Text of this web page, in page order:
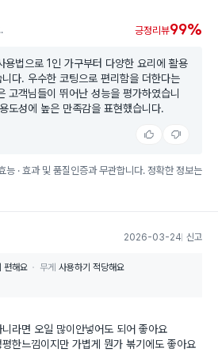
긍정리뷰99%
용법으로 1인 가구부터 다양한 요리에 활용
다. 우수한 코팅으로 편리함을 더한다는
고객님들이 뛰어난 성능을 평가하였습니
도성에 높은 만족감을 표현했습니다.
능 · 효과 및 품질인증과 무관합니다. 정확한 정보는
2026-03-24 신고
편해요 무게 사용하기 적당해요
라면 오일 많이안넣어도 되어 좋아요
한느낌이지만 가볍게 뭔가 볶기에도 좋아요